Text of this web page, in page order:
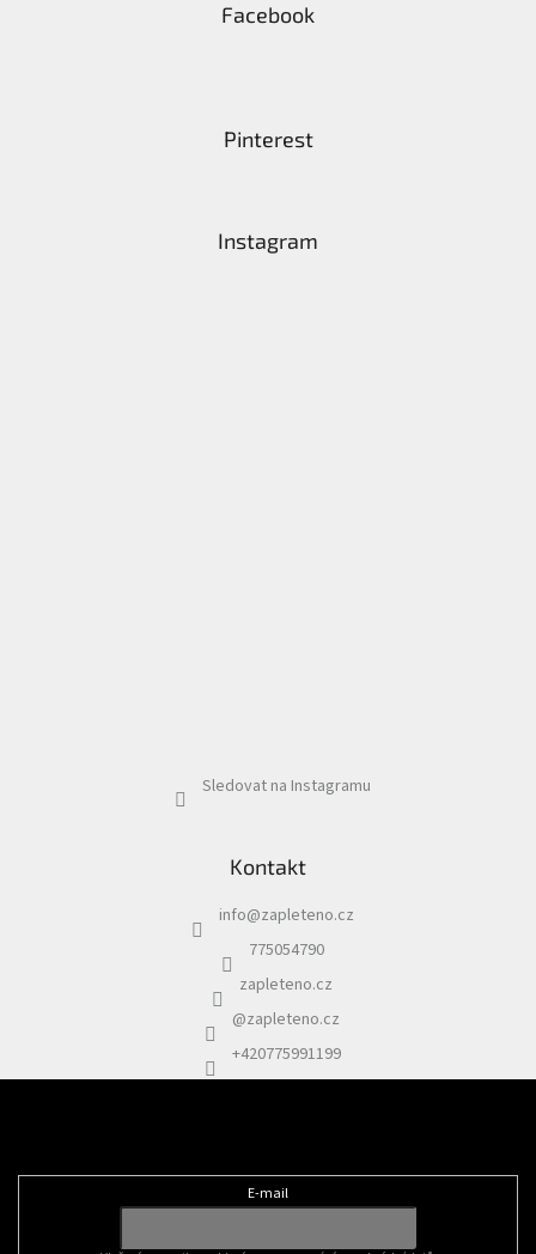
Facebook
Pinterest
Instagram
Sledovat na Instagramu
Kontakt
info@zapleteno.cz
775054790
zapleteno.cz
@zapleteno.cz
+420775991199
E-mail